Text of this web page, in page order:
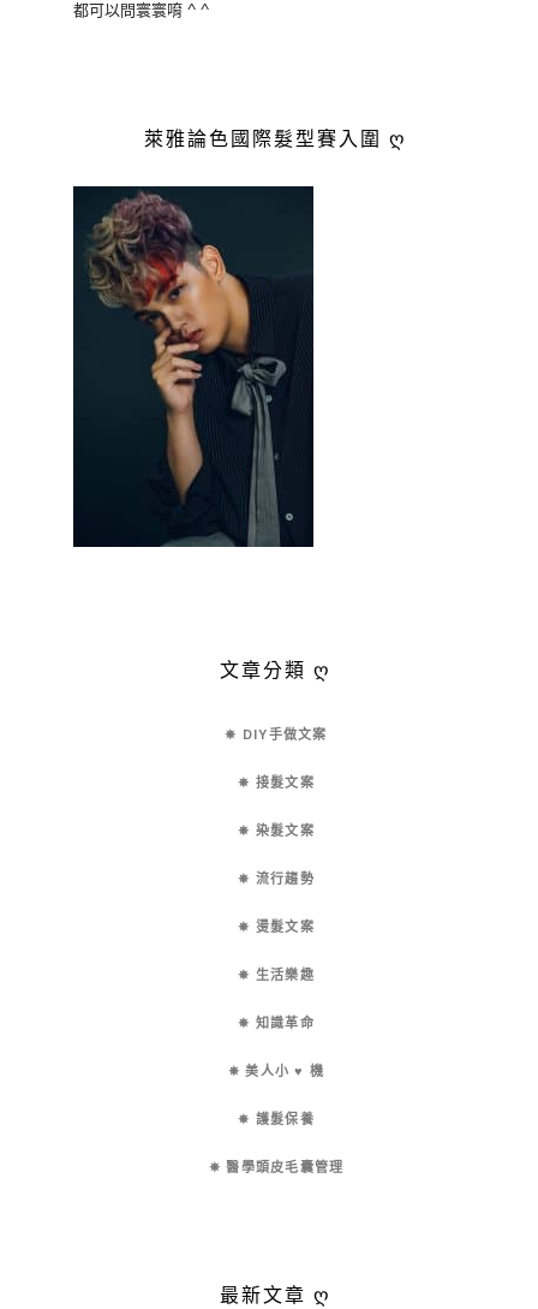
都可以問寰寰唷 ^ ^
萊雅論色國際髮型賽入圍 ღ
文章分類 ღ
✵ DIY手做文案
✵ 接髮文案
✵ 染髮文案
✵ 流行趨勢
✵ 燙髮文案
✵ 生活樂趣
✵ 知識革命
✵ 美人小 ♥ 機
✵ 護髮保養
✵ 醫學頭皮毛囊管理
最新文章 ღ